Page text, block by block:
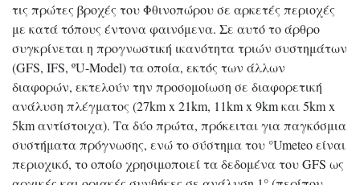
τις πρώτες βροχές του Φθινοπώρου σε αρκετές περιοχές
με κατά τόπους έντονα φαινόμενα. Σε αυτό το άρθρο
συγκρίνεται η προγνωστική ικανότητα τριών συστημάτων
(GFS, IFS, ºU-Model) τα οποία, εκτός των άλλων
διαφορών, εκτελούν την προσομοίωση σε διαφορετική
ανάλυση πλέγματος (27km x 21km, 11km x 9km και 5km x
5km αντίστοιχα). Τα δύο πρώτα, πρόκειται για παγκόσμια
συστήματα πρόγνωσης, ενώ το σύστημα του °Umeteo είναι
περιοχικό, το οποίο χρησιμοποιεί τα δεδομένα του GFS ως